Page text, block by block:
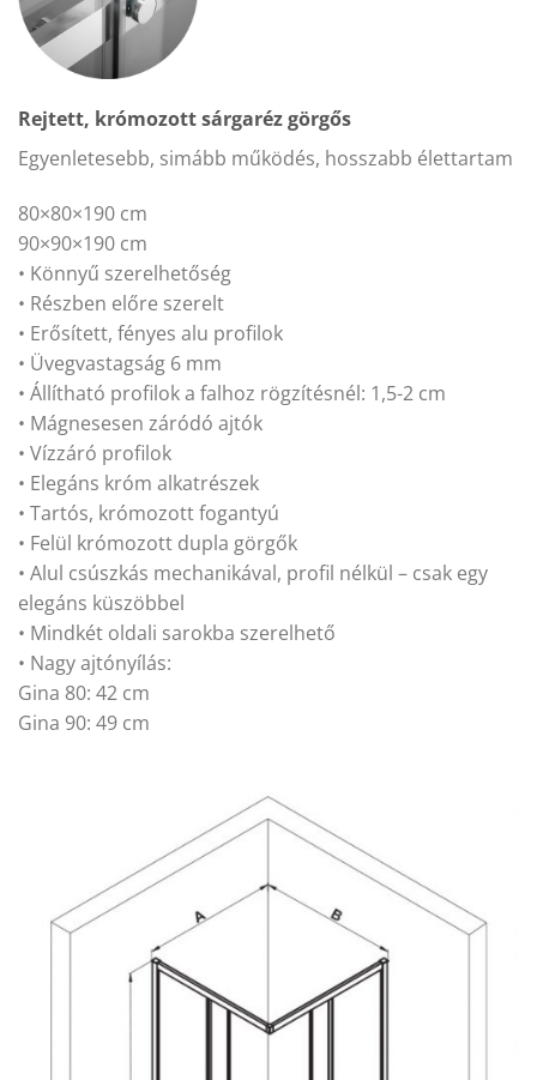
Rejtett, krómozott sárgaréz görgős
Egyenletesebb, simább működés, hosszabb élettartam
80×80×190 cm
90×90×190 cm
• Könnyű szerelhetőség
• Részben előre szerelt
• Erősített, fényes alu profilok
• Üvegvastagság 6 mm
• Állítható profilok a falhoz rögzítésnél: 1,5-2 cm
• Mágnesesen záródó ajtók
• Vízzáró profilok
• Elegáns króm alkatrészek
• Tartós, krómozott fogantyú
• Felül krómozott dupla görgők
• Alul csúszkás mechanikával, profil nélkül – csak egy
elegáns küszöbbel
• Mindkét oldali sarokba szerelhető
• Nagy ajtónyílás:
Gina 80: 42 cm
Gina 90: 49 cm